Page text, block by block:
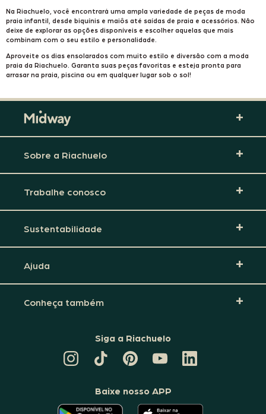
Na Riachuelo, você encontrará uma ampla variedade de peças de moda
praia infantil, desde biquínis e maiôs até saídas de praia e acessórios. Não
deixe de explorar as opções disponíveis e escolher aquelas que mais
combinam com o seu estilo e personalidade.
Aproveite os dias ensolarados com muito estilo e diversão com a moda
praia da Riachuelo. Garanta suas peças favoritas e esteja pronta para
arrasar na praia, piscina ou em qualquer lugar sob o sol!
Sobre a Riachuelo
Trabalhe conosco
Sustentabilidade
Ajuda
Conheça também
Siga a Riachuelo
TIKTOK
DA
PINTEREST
DA
CANAL
DA
RIACHUELO
LINKEDIN
DA
Baixe nosso APP
O O